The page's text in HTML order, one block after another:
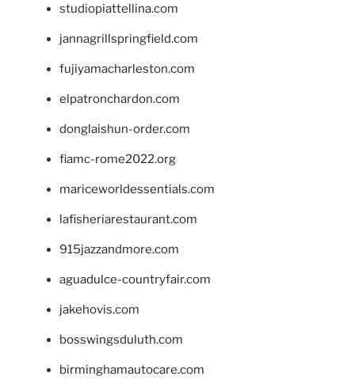
studiopiattellina.com
jannagrillspringfield.com
fujiyamacharleston.com
elpatronchardon.com
donglaishun-order.com
fiamc-rome2022.org
mariceworldessentials.com
lafisheriarestaurant.com
915jazzandmore.com
aguadulce-countryfair.com
jakehovis.com
bosswingsduluth.com
birminghamautocare.com